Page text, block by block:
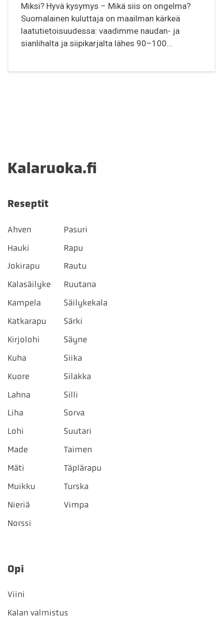
Miksi? Hyvä kysymys – Mikä siis on ongelma?
Suomalainen kuluttaja on maailman kärkeä
laatutietoisuudessa: vaadimme naudan- ja
sianlihalta ja siipikarjalta lähes 90–100...
Kalaruoka.fi
Reseptit
Ahven
Hauki
Jokirapu
Kalasäilyke
Kampela
Katkarapu
Kirjolohi
Kuha
Kuore
Lahna
Liha
Lohi
Made
Mäti
Muikku
Nieriä
Norssi
Pasuri
Rapu
Rautu
Ruutana
Säilykekala
Särki
Säyne
Siika
Silakka
Silli
Sorva
Suutari
Taimen
Täplärapu
Turska
Vimpa
Opi
Viini
Kalan valmistus